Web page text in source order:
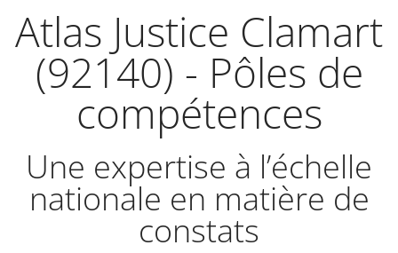
Atlas Justice Clamart
(92140) - Pôles de
compétences
Une expertise à l’échelle
nationale en matière de
constats